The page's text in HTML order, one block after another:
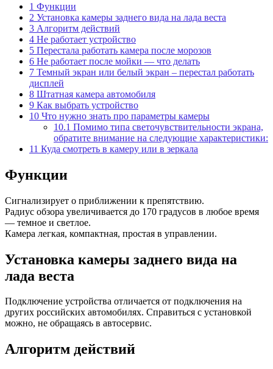
1 Функции
2 Установка камеры заднего вида на лада веста
3 Алгоритм действий
4 Не работает устройство
5 Перестала работать камера после морозов
6 Не работает после мойки — что делать
7 Темный экран или белый экран – перестал работать
дисплей
8 Штатная камера автомобиля
9 Как выбрать устройство
10 Что нужно знать про параметры камеры
10.1 Помимо типа светочувствительности экрана,
обратите внимание на следующие характеристики:
11 Куда смотреть в камеру или в зеркала
Функции
Сигнализирует о приближении к препятствию.
Радиус обзора увеличивается до 170 градусов в любое время
— темное и светлое.
Камера легкая, компактная, простая в управлении.
Установка камеры заднего вида на
лада веста
Подключение устройства отличается от подключения на
других российских автомобилях. Справиться с установкой
можно, не обращаясь в автосервис.
Алгоритм действий